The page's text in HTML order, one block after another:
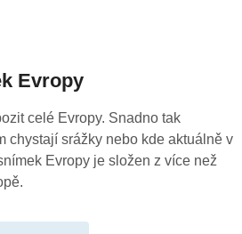
Evropy
celé Evropy. Snadno tak
chystají srážky nebo kde aktuálně v
Evropy je složen z více než